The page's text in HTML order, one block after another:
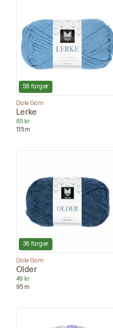
58 farger
Dale Garn
Lerke
85 kr
115m
36 farger
Dale Garn
Older
49 kr
95 m